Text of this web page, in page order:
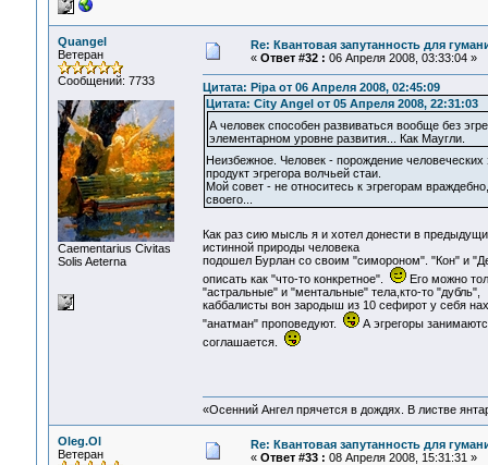
Quangel
Ветеран
Сообщений: 7733
Сaementarius Civitas
Solis Aeterna
Re: Квантовая запутанность для
« Ответ #32 : 06 Апреля 2008, 03:33:04 »
Цитата: Pipa от 06 Апреля 2008, 02:45:09
Цитата: City Angel от 05 Апреля 2008, 22:31:03
А человек способен развиваться вообще без
элементарном уровне развития... Как Маугли.
Неизбежное. Человек - порождение человеческих
продукт эгрегора волчьей стаи.
Мой совет - не относитесь к эгрегорам
своего...
Как раз сию мысль я и хотел донести в
истинной природы человека
подошел Бурлан со своим "симороном". "Кон" и
описать как "что-то конкретное".
Его можно
"астральные" и "ментальные" тела,кто-то "дубль",
каббалисты вон зародыш из 10 сефирот у себя
"анатман" проповедуют.
А эгрегоры
соглашается.
«Осенний Ангел прячется в дождях. В листве
Oleg.Ol
Ветеран
Re: Квантовая запутанность для
« Ответ #33 : 08 Апреля 2008, 15:31:31 »